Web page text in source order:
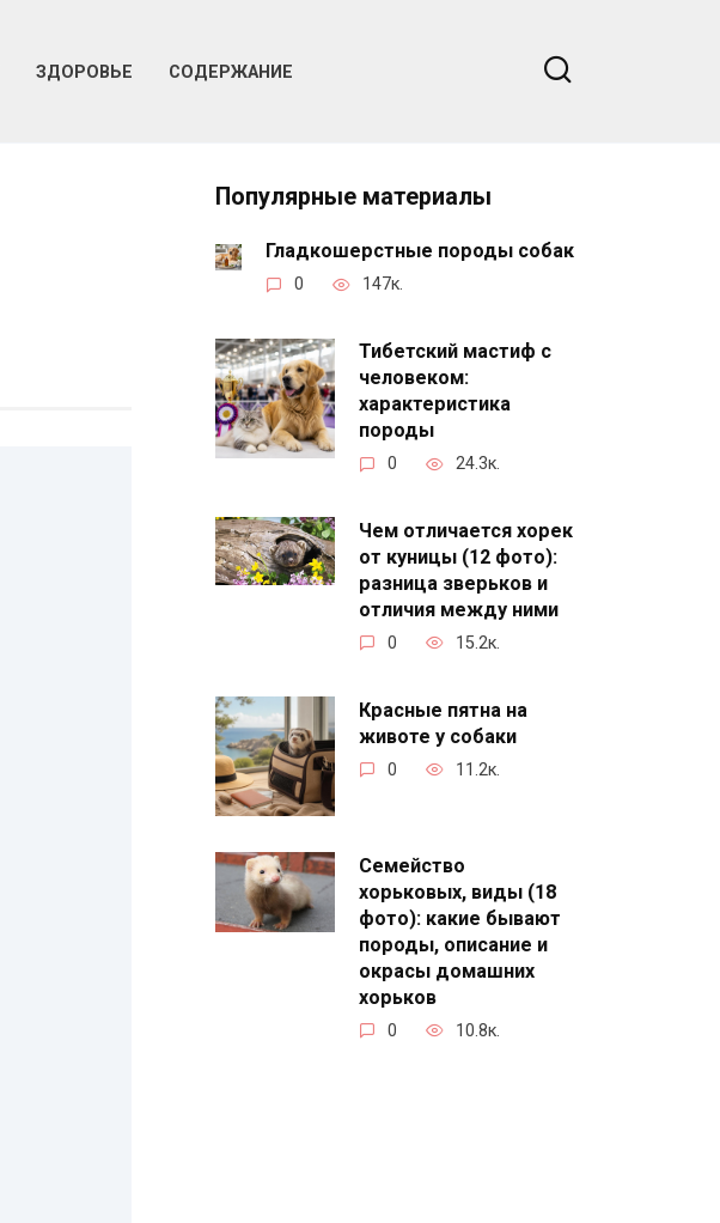
ЗДОРОВЬЕ СОДЕРЖАНИЕ
Популярные материалы
Гладкошерстные породы собак
0 147к.
Тибетский мастиф с
человеком:
характеристика
породы
0 24.3к.
Чем отличается хорек
от куницы (12 фото):
разница зверьков и
отличия между ними
0 15.2к.
Красные пятна на
животе у собаки
0 11.2к.
Семейство
хорьковых, виды (18
фото): какие бывают
породы, описание и
окрасы домашних
хорьков
0 10.8к.